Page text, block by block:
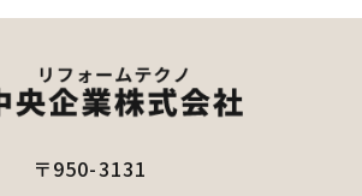
〒950-3131